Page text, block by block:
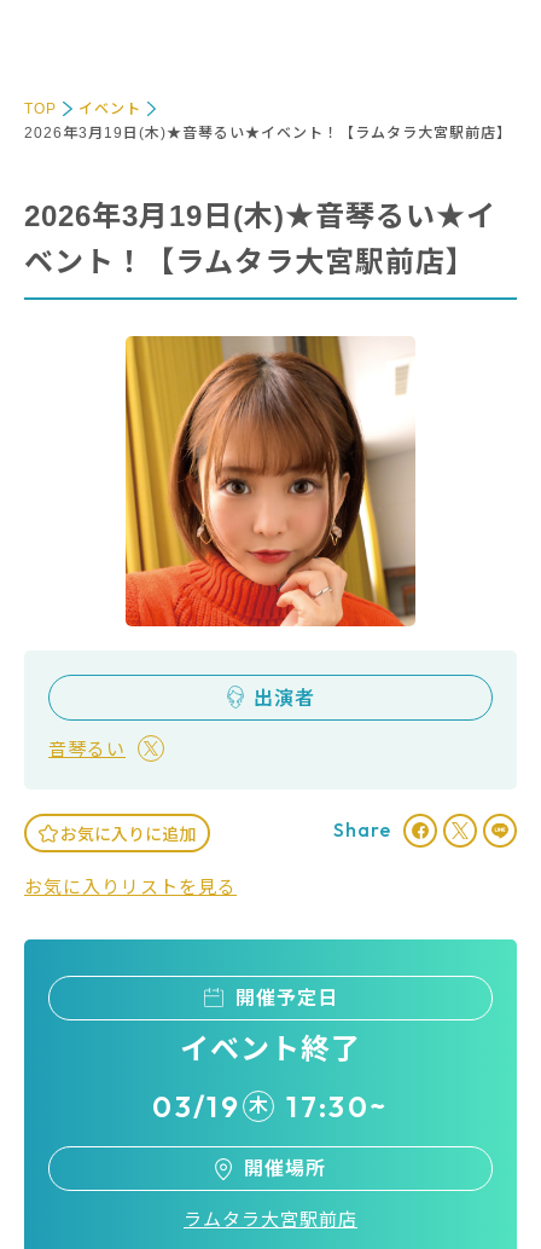
TOP
イベント
2026年3月19日(木)★音琴るい★イベント！【ラムタラ大宮駅前店】
2026年3月19日(木)★音琴るい★イ
ベント！【ラムタラ大宮駅前店】
出演者
音琴るい
お気に入りに追加
お気に入りリストを見る
Share
開催予定日
イベント終了
03/19 木 17:30~
開催場所
ラムタラ大宮駅前店